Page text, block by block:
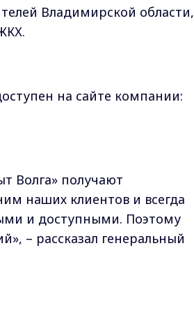
Владимирской области,
на сайте компании:
Волга» получают
наших клиентов и всегда
и доступными. Поэтому
– рассказал генеральный